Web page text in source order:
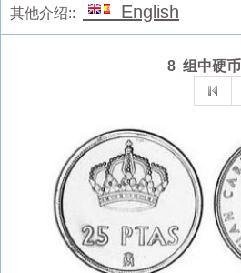
其他介绍:: English
8 组中硬币